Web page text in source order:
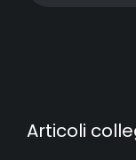
Articoli